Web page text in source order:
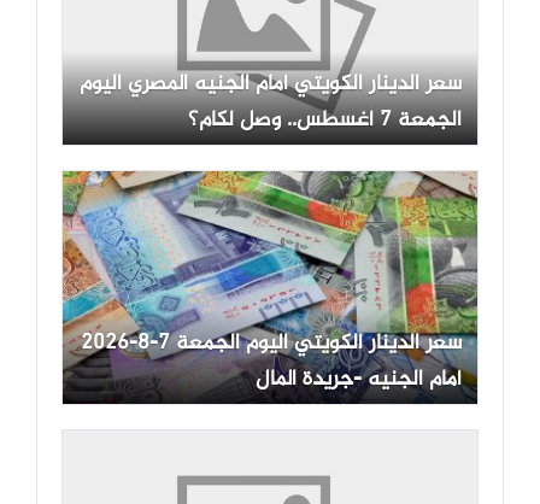
سعر الدينار الكويتي أمام الجنيه المصري اليوم
الجمعة 7 أغسطس.. وصل لكام؟
سعر الدينار الكويتي اليوم الجمعة 7-8-2026
أمام الجنيه -جريدة المال